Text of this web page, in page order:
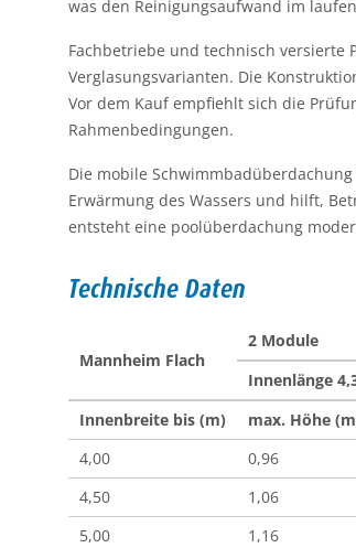
was den Reinigungsaufwand im
Fachbetriebe und technisch
Verglasungsvarianten. Die
Vor dem Kauf empfiehlt sich die
Rahmenbedingungen.
Die mobile
Erwärmung des Wassers und hilft,
entsteht eine poolüberdachung
Technische Daten
Mannheim Flach
2 Module
Innenlänge
Innenbreite bis (m) max. Höhe
4,00
0,96
4,50
1,06
5,00
1,16